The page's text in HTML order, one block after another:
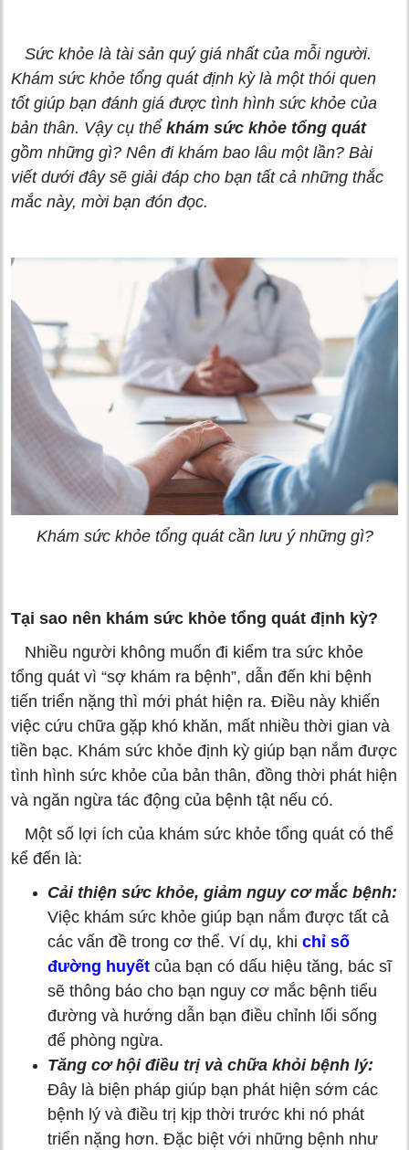
Sức khỏe là tài sản quý giá nhất của mỗi người.
Khám sức khỏe tổng quát định kỳ là một thói quen
tốt giúp bạn đánh giá được tình hình sức khỏe của
bản thân. Vậy cụ thể khám sức khỏe tổng quát
gồm những gì? Nên đi khám bao lâu một lần? Bài
viết dưới đây sẽ giải đáp cho bạn tất cả những thắc
mắc này, mời bạn đón đọc.
Khám sức khỏe tổng quát cần lưu ý những gì?
Tại sao nên khám sức khỏe tổng quát định kỳ?
Nhiều người không muốn đi kiểm tra sức khỏe
tổng quát vì “sợ khám ra bệnh”, dẫn đến khi bệnh
tiến triển nặng thì mới phát hiện ra. Điều này khiến
việc cứu chữa gặp khó khăn, mất nhiều thời gian và
tiền bạc. Khám sức khỏe định kỳ giúp bạn nắm được
tình hình sức khỏe của bản thân, đồng thời phát hiện
và ngăn ngừa tác động của bệnh tật nếu có.
Một số lợi ích của khám sức khỏe tổng quát có thể
kể đến là:
Cải thiện sức khỏe, giảm nguy cơ mắc bệnh:
Việc khám sức khỏe giúp bạn nắm được tất cả
các vấn đề trong cơ thể. Ví dụ, khi chỉ số
đường huyết của bạn có dấu hiệu tăng, bác sĩ
sẽ thông báo cho bạn nguy cơ mắc bệnh tiểu
đường và hướng dẫn bạn điều chỉnh lối sống
để phòng ngừa.
Tăng cơ hội điều trị và chữa khỏi bệnh lý:
Đây là biện pháp giúp bạn phát hiện sớm các
bệnh lý và điều trị kịp thời trước khi nó phát
triển nặng hơn. Đặc biệt với những bệnh như